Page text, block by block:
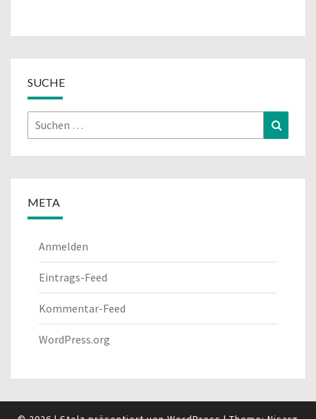
SUCHE
Suchen
nach:
META
Anmelden
Eintrags-Feed
Kommentar-Feed
WordPress.org